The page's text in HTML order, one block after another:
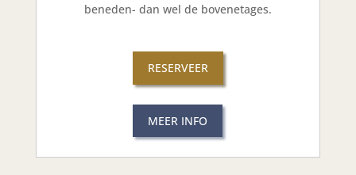
beneden- dan wel de bovenetages.
RESERVEER
MEER INFO